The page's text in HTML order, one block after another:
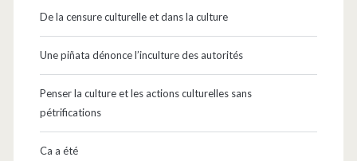
De la censure culturelle et dans la culture
Une piñata dénonce l’inculture des autorités
Penser la culture et les actions culturelles sans
pétrifications
Ca a été